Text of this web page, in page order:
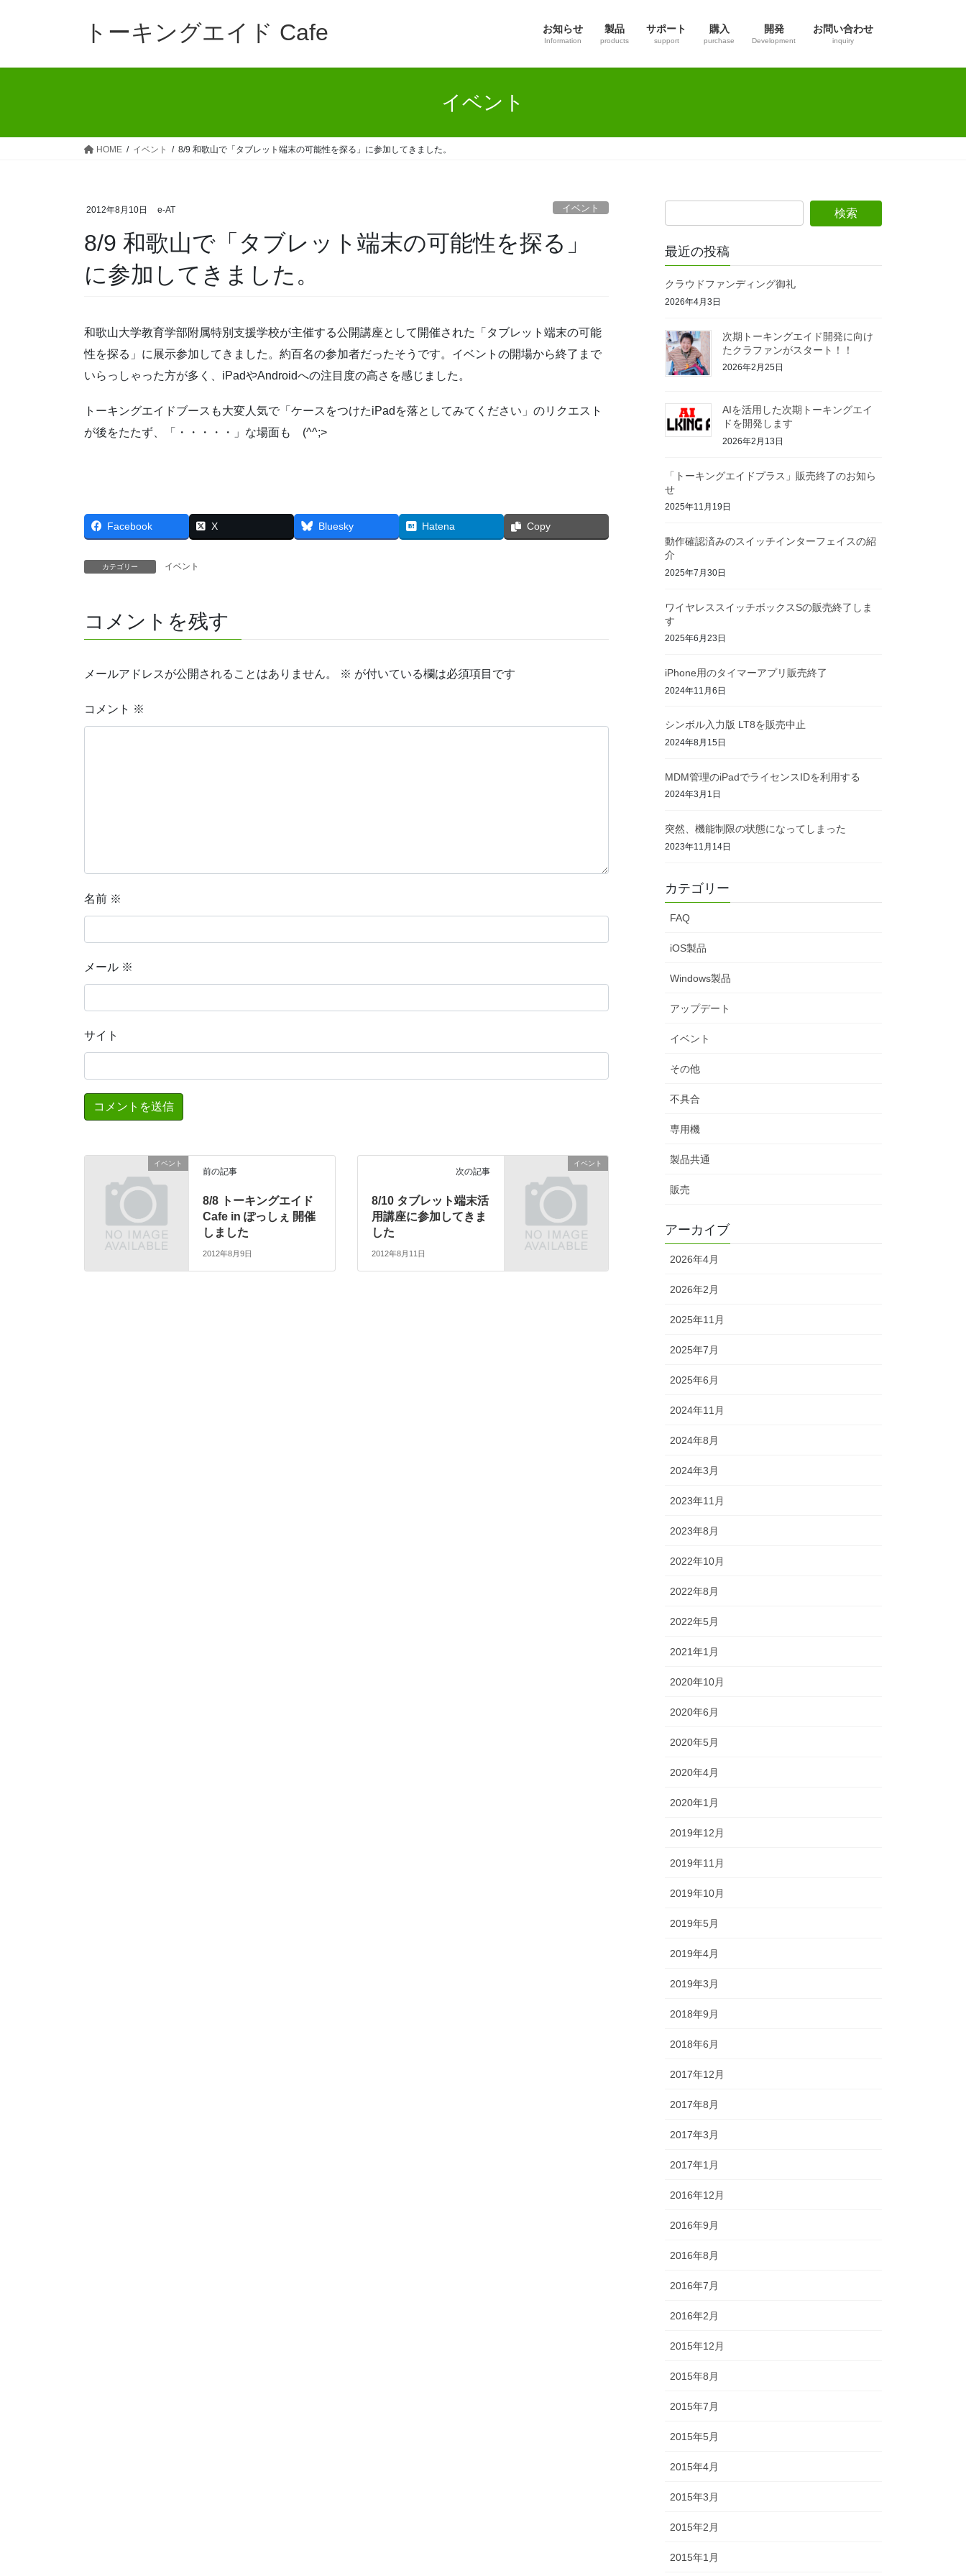
トーキングエイド Cafe お知らせ
Information
製品
products
サポート
support
購入
purchase
開発
Development
お問い合わせ
inquiry
イベント
HOME イベント 8/9 和歌山で「タブレット端末の可能性を探る」に参加してきました。
2012年8月10日 e-AT イベント
8/9 和歌山で「タブレット端末の可能性を探る」
に参加してきました。
和歌山大学教育学部附属特別支援学校が主催する公開講座として開催された「タブレット端末の可能
性を探る」に展示参加してきました。約百名の参加者だったそうです。イベントの開場から終了まで
いらっしゃった方が多く、iPadやAndroidへの注目度の高さを感じました。
トーキングエイドブースも大変人気で「ケースをつけたiPadを落としてみてください」のリクエスト
が後をたたず、「・・・・・」な場面も (^^;>
Facebook X Bluesky Hatena Copy
カテゴリー イベント
コメントを残す
メールアドレスが公開されることはありません。 ※ が付いている欄は必須項目です
コメント ※
名前 ※
メール ※
サイト
イベント
前の記事
8/8 トーキングエイド
Cafe in ぽっしぇ 開催
しました
2012年8月9日
イベント
次の記事
8/10 タブレット端末活
用講座に参加してきま
した
2012年8月11日
最近の投稿
クラウドファンディング御礼
2026年4月3日
次期トーキングエイド開発に向け
たクラファンがスタート！！
2026年2月25日
AIを活用した次期トーキングエイ
ドを開発します
2026年2月13日
「トーキングエイドプラス」販売終了のお知ら
せ
2025年11月19日
動作確認済みのスイッチインターフェイスの紹
介
2025年7月30日
ワイヤレススイッチボックスSの販売終了しま
す
2025年6月23日
iPhone用のタイマーアプリ販売終了
2024年11月6日
シンボル入力版 LT8を販売中止
2024年8月15日
MDM管理のiPadでライセンスIDを利用する
2024年3月1日
突然、機能制限の状態になってしまった
2023年11月14日
カテゴリー
FAQ
iOS製品
Windows製品
アップデート
イベント
その他
不具合
専用機
製品共通
販売
アーカイブ
2026年4月
2026年2月
2025年11月
2025年7月
2025年6月
2024年11月
2024年8月
2024年3月
2023年11月
2023年8月
2022年10月
2022年8月
2022年5月
2021年1月
2020年10月
2020年6月
2020年5月
2020年4月
2020年1月
2019年12月
2019年11月
2019年10月
2019年5月
2019年4月
2019年3月
2018年9月
2018年6月
2017年12月
2017年8月
2017年3月
2017年1月
2016年12月
2016年9月
2016年8月
2016年7月
2016年2月
2015年12月
2015年8月
2015年7月
2015年5月
2015年4月
2015年3月
2015年2月
2015年1月